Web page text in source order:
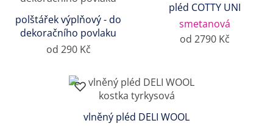
polštářek výplňový - do
dekoračního povlaku
od 290 Kč
pléd COTTY UNI
smetanová
od 2790 Kč
vlněný pléd DELI WOOL